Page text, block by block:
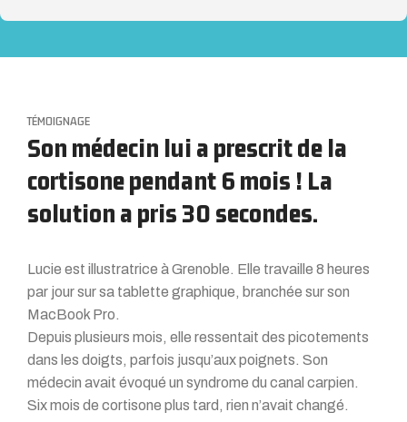
TÉMOIGNAGE
Son médecin lui a prescrit de la
cortisone pendant 6 mois ! La
solution a pris 30 secondes.
Lucie est illustratrice à Grenoble. Elle travaille 8 heures
par jour sur sa tablette graphique, branchée sur son
MacBook Pro.
Depuis plusieurs mois, elle ressentait des picotements
dans les doigts, parfois jusqu’aux poignets. Son
médecin avait évoqué un syndrome du canal carpien.
Six mois de cortisone plus tard, rien n’avait changé.